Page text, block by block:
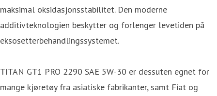
maksimal oksidasjonsstabilitet. Den moderne
additivteknologien beskytter og forlenger levetiden på
eksosetterbehandlingssystemet.
TITAN GT1 PRO 2290 SAE 5W-30 er dessuten egnet for
mange kjøretøy fra asiatiske fabrikanter, samt Fiat og